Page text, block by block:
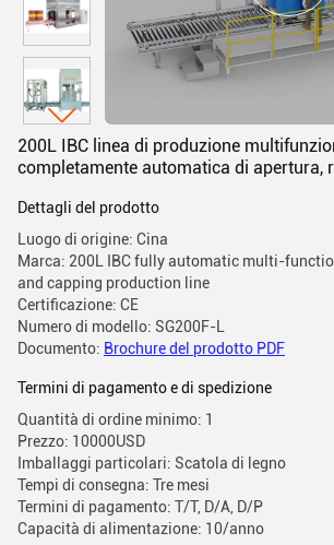
200L IBC linea di produzione
completamente automatica di apertura,
Dettagli del prodotto
Luogo di origine: Cina
Marca: 200L IBC fully automatic multi-
and capping production line
Certificazione: CE
Numero di modello: SG200F-L
Documento: Brochure del prodotto PDF
Termini di pagamento e di spedizione
Quantità di ordine minimo: 1
Prezzo: 10000USD
Imballaggi particolari: Scatola di legno
Tempi di consegna: Tre mesi
Termini di pagamento: T/T, D/A, D/P
Capacità di alimentazione: 10/anno